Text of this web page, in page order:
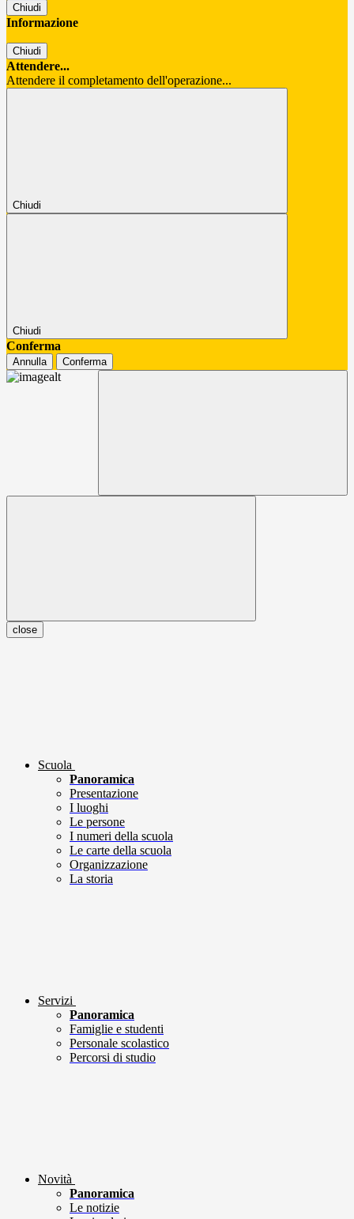
Chiudi
Informazione
Chiudi
Attendere...
Attendere il completamento dell'operazione...
Chiudi
Chiudi
Conferma
Annulla Conferma
close
Scuola
Panoramica
Presentazione
I luoghi
Le persone
I numeri della scuola
Le carte della scuola
Organizzazione
La storia
Servizi
Panoramica
Famiglie e studenti
Personale scolastico
Percorsi di studio
Novità
Panoramica
Le notizie